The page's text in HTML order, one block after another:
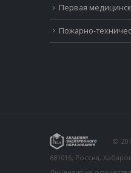
Первая
Пожарно-
©
681016, Россия,